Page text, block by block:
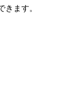
きます。